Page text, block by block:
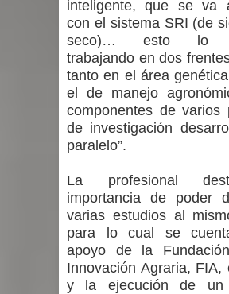
inteligente, que se va
con el sistema SRI (de
seco)… esto lo
trabajando en dos
tanto en el área
el de manejo
componentes de varios
de investigación
paralelo”.
La profesional
importancia de poder
varias estudios al
para lo cual se
apoyo de la
Innovación Agraria, FIA,
y la ejecución de un